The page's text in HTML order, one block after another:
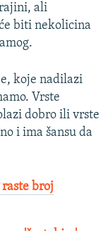
ali
biti nekolicina
koje nadilazi
Vrste
dobro ili vrste
i ima šansu da
broj